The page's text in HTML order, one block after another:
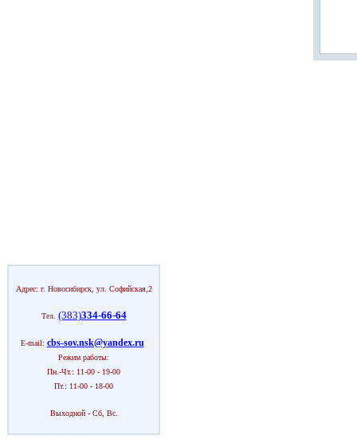
Адрес: г. Новосибирск, ул. Софийская,2
Тел. (383)334-66-64
E-mail: cbs-sov.nsk@yandex.ru
Режим работы:
Пн.-Чт.: 11-00 - 19-00
Пт.: 11-00 - 18-00
Выходной - Сб, Вс.